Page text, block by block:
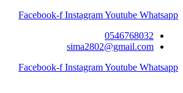
Facebook-f InstagramYoutube Whatsapp
0546768032
sima2802@gmail.com
Facebook-f InstagramYoutube Whatsapp